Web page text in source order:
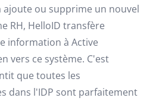
ou supprime un nouvel
RH, HelloID transfère
information à Active
vers ce système. C'est
que toutes les
dans l'IDP sont parfaitement